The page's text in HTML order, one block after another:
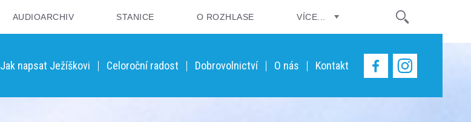
AUDIOARCHIV STANICE O ROZHLASE VÍCE...
Jak napsat Ježíškovi Celoroční radost Dobrovolnictví O nás Kontakt